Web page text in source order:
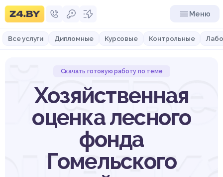
Меню
Все услуги Дипломные Курсовые Контрольные
Скачать готовую работу по теме
Хозяйственная
оценка лесного
фонда
Гомельского